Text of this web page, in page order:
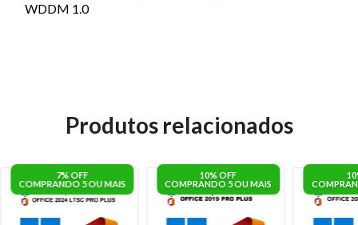
WDDM 1.0
Produtos relacionados
7% OFF
COMPRANDO 5 OU MAIS
10% OFF
COMPRANDO 5 OU MAIS